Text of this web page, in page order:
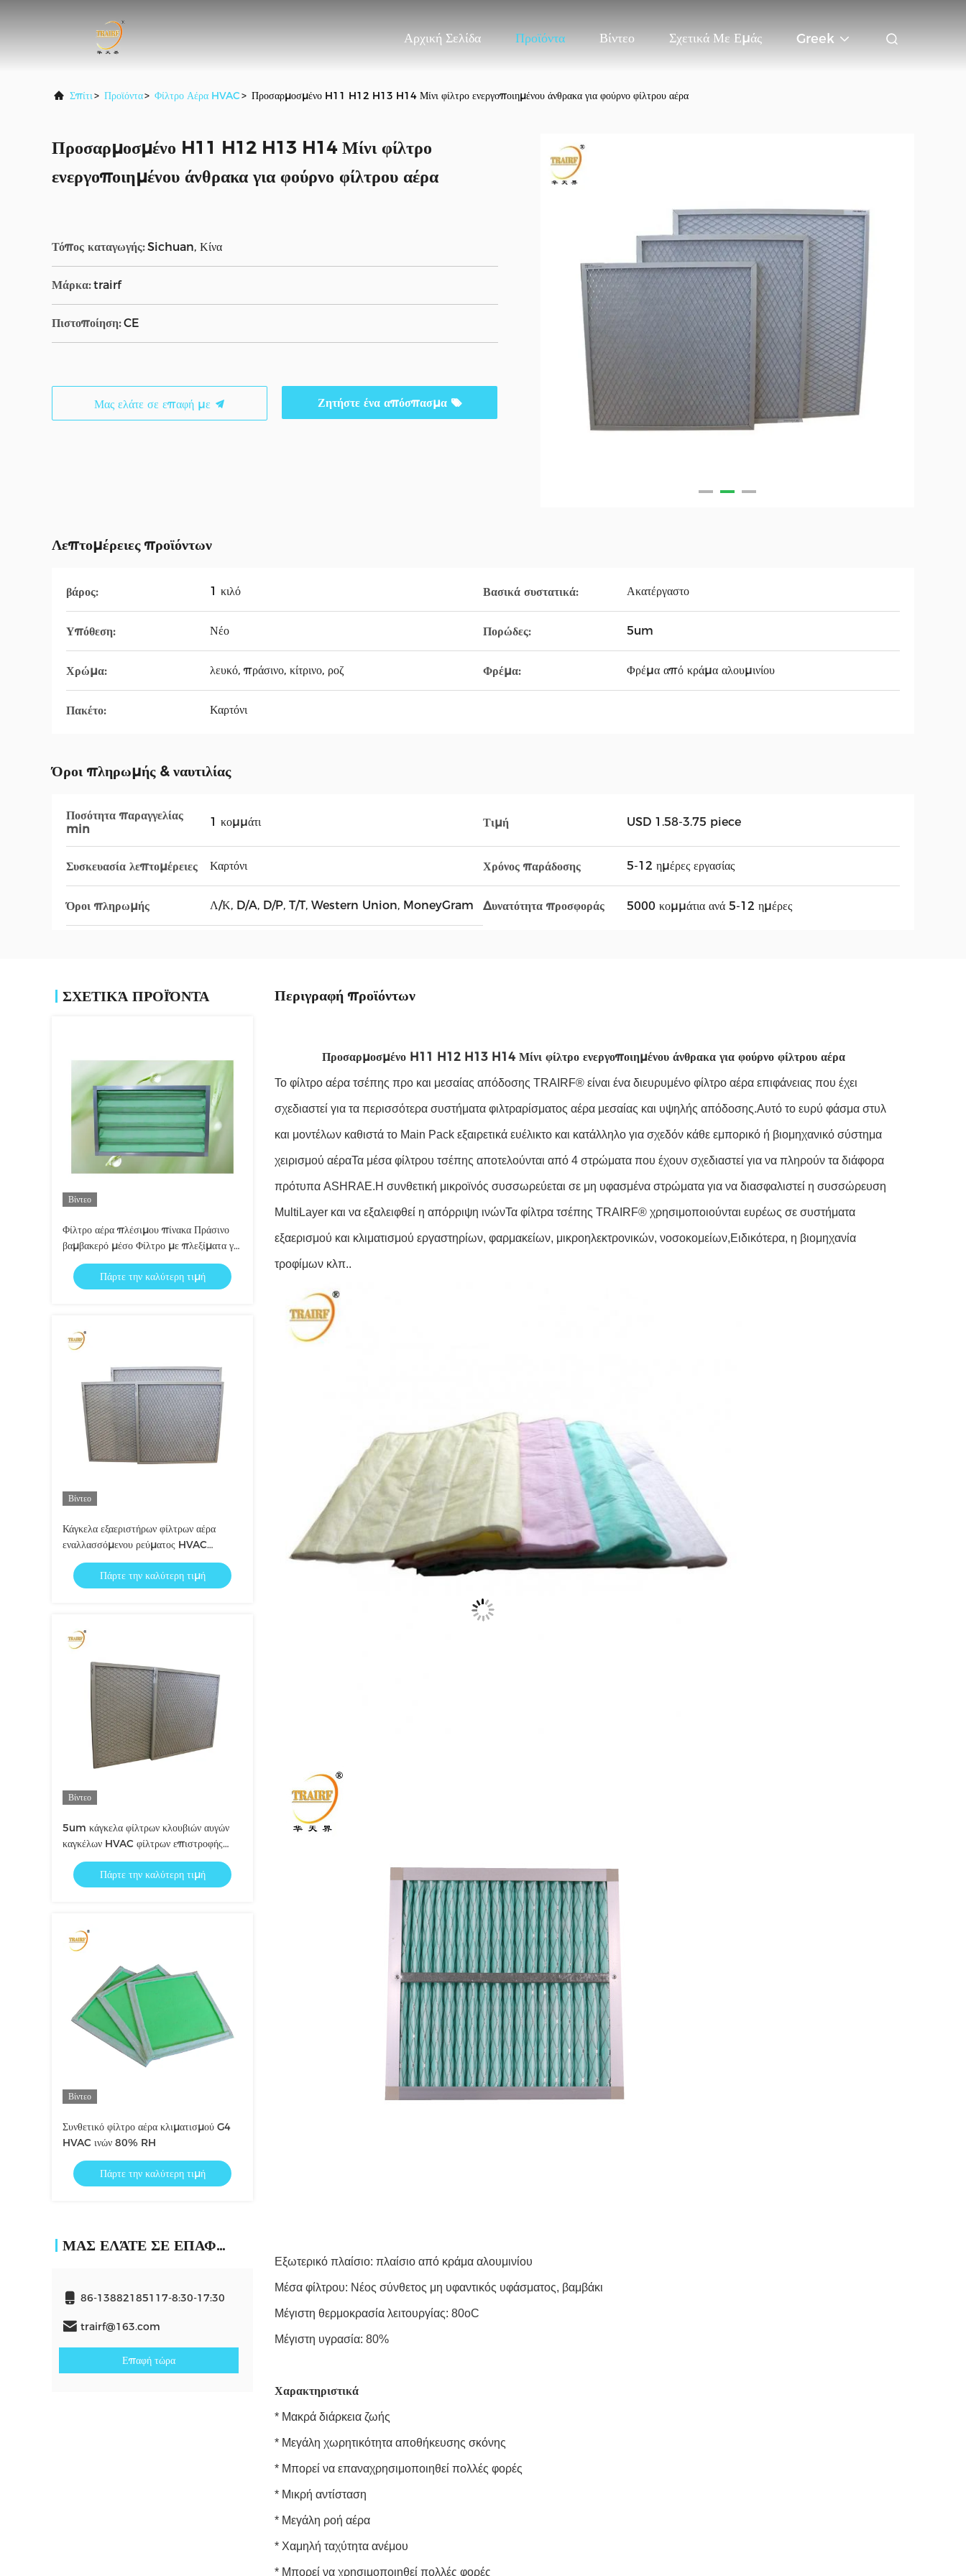
Αρχική Σελίδα Προϊόντα Βίντεο Σχετικά Με Εμάς Greek
Σπίτι> Προϊόντα> Φίλτρο Αέρα HVAC> Προσαρμοσμένο H11 H12 H13 H14 Μίνι φίλτρο ενεργοποιημένου άνθρακα για φούρνο φίλτρου αέρα
Προσαρμοσμένο H11 H12 H13 H14 Μίνι φίλτρο
ενεργοποιημένου άνθρακα για φούρνο φίλτρου αέρα
Τόπος καταγωγής: Sichuan, Κίνα
Μάρκα: trairf
Πιστοποίηση: CE
Μας ελάτε σε επαφή με Ζητήστε ένα απόσπασμα
Λεπτομέρειες προϊόντων
βάρος: 1 κιλό Βασικά συστατικά: Ακατέργαστο
Υπόθεση: Νέο Πορώδες: 5um
Χρώμα: λευκό, πράσινο, κίτρινο, ροζ Φρέμα: Φρέμα από κράμα αλουμινίου
Πακέτο: Καρτόνι
Όροι πληρωμής & ναυτιλίας
Ποσότητα παραγγελίας
min
1 κομμάτι Τιμή USD 1.58-3.75 piece
Συσκευασία λεπτομέρειες Καρτόνι Χρόνος παράδοσης 5-12 ημέρες εργασίας
Όροι πληρωμής Λ/Κ, D/A, D/P, T/T, Western Union, MoneyGram Δυνατότητα προσφοράς 5000 κομμάτια ανά 5-12 ημέρες
ΣΧΕΤΙΚΆ ΠΡΟΪΌΝΤΑ
Βίντεο
Φίλτρο αέρα πλέσιμου πίνακα Πράσινο
βαμβακερό μέσο Φίλτρο με πλεξίματα για
λαμιναριστική καπέλα ροής
Πάρτε την καλύτερη τιμή
Βίντεο
Κάγκελα εξαεριστήρων φίλτρων αέρα
εναλλασσόμενου ρεύματος HVAC
πλαισίων αργιλίου για τη μονάδα AHU
Πάρτε την καλύτερη τιμή
Βίντεο
5um κάγκελα φίλτρων κλουβιών αυγών
καγκέλων HVAC φίλτρων επιστροφής
αέρα
Πάρτε την καλύτερη τιμή
Βίντεο
Συνθετικό φίλτρο αέρα κλιματισμού G4
HVAC ινών 80% RH
Πάρτε την καλύτερη τιμή
ΜΑΣ ΕΛΆΤΕ ΣΕ ΕΠΑΦΉ ΜΕ
86-13882185117-8:30-17:30
trairf@163.com
Επαφή τώρα
Περιγραφή προϊόντων
Προσαρμοσμένο H11 H12 H13 H14 Μίνι φίλτρο ενεργοποιημένου άνθρακα για φούρνο φίλτρου αέρα
Το φίλτρο αέρα τσέπης προ και μεσαίας απόδοσης TRAIRF® είναι ένα διευρυμένο φίλτρο αέρα επιφάνειας που έχει
σχεδιαστεί για τα περισσότερα συστήματα φιλτραρίσματος αέρα μεσαίας και υψηλής απόδοσης.Αυτό το ευρύ φάσμα στυλ
και μοντέλων καθιστά το Main Pack εξαιρετικά ευέλικτο και κατάλληλο για σχεδόν κάθε εμπορικό ή βιομηχανικό σύστημα
χειρισμού αέραΤα μέσα φίλτρου τσέπης αποτελούνται από 4 στρώματα που έχουν σχεδιαστεί για να πληρούν τα διάφορα
πρότυπα ASHRAE.Η συνθετική μικροϊνός συσσωρεύεται σε μη υφασμένα στρώματα για να διασφαλιστεί η συσσώρευση
MultiLayer και να εξαλειφθεί η απόρριψη ινώνΤα φίλτρα τσέπης TRAIRF® χρησιμοποιούνται ευρέως σε συστήματα
εξαερισμού και κλιματισμού εργαστηρίων, φαρμακείων, μικροηλεκτρονικών, νοσοκομείων,Ειδικότερα, η βιομηχανία
τροφίμων κλπ..
Εξωτερικό πλαίσιο: πλαίσιο από κράμα αλουμινίου
Μέσα φίλτρου: Νέος σύνθετος μη υφαντικός υφάσματος, βαμβάκι
Μέγιστη θερμοκρασία λειτουργίας: 80oC
Μέγιστη υγρασία: 80%
Χαρακτηριστικά
* Μακρά διάρκεια ζωής
* Μεγάλη χωρητικότητα αποθήκευσης σκόνης
* Μπορεί να επαναχρησιμοποιηθεί πολλές φορές
* Μικρή αντίσταση
* Μεγάλη ροή αέρα
* Χαμηλή ταχύτητα ανέμου
* Μπορεί να χρησιμοποιηθεί πολλές φορές